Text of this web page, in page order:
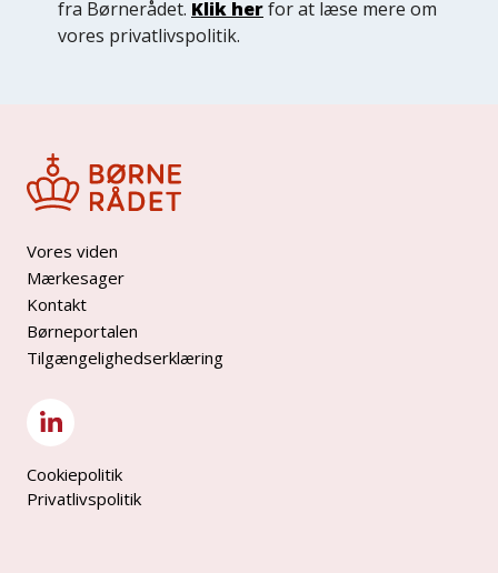
fra Børnerådet. Klik herfor at læse mere om
vores privatlivspolitik.
Vores viden
Mærkesager
Kontakt
Børneportalen
Tilgængelighedserklæring
Cookiepolitik
Privatlivspolitik